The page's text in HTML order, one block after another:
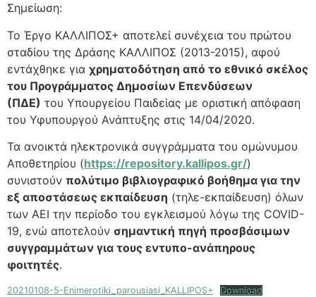
Σημείωση:
Το Έργο ΚΑΛΛΙΠΟΣ+ αποτελεί συνέχεια του πρώτου
σταδίου της Δράσης ΚΑΛΛΙΠΟΣ (2013-2015), αφού
εντάχθηκε για χρηματοδότηση από το εθνικό σκέλος
του Προγράμματος Δημοσίων Επενδύσεων
(ΠΔΕ) του Υπουργείου Παιδείας με οριστική απόφαση
του Υφυπουργού Ανάπτυξης στις 14/04/2020.
Τα ανοικτά ηλεκτρονικά συγγράμματα του ομώνυμου
Αποθετηρίου (https://repository.kallipos.gr/)
συνιστούν πολύτιμο βιβλιογραφικό βοήθημα για την
εξ αποστάσεως εκπαίδευση (τηλε-εκπαίδευση) όλων
των AEΙ την περίοδο του εγκλεισμού λόγω της COVID-
19, ενώ αποτελούν σημαντική πηγή προσβάσιμων
συγγραμμάτων για τους εντυπο-ανάπηρους
φοιτητές.
20210108-5-Enimerotiki_parousiasi_KALLIPOS+ Download